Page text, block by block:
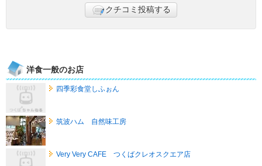
クチコミ投稿する
洋食一般のお店
四季彩食堂しふぉん
筑波ハム 自然味工房
Very Very CAFE つくばクレオスクエア店